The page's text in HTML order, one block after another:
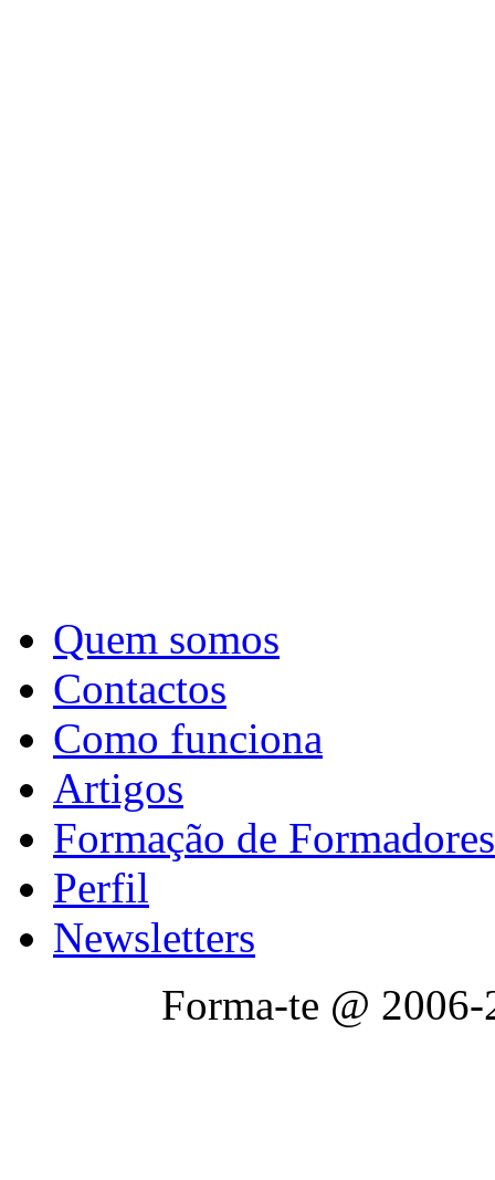
Quem somos
Contactos
Como funciona
Artigos
Formação de Formadores
Perfil
Newsletters
Forma-te @